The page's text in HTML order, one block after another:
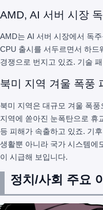
AMD, AI 서버 시장
AMD는 AI 서버 시장에서 독
CPU 출시를 서두르면서 하드
경쟁으로 번지고 있죠. 기술
북미 지역 겨울 폭풍
북미 지역은 대규모 겨울 폭
지역에 쏟아진 눈폭탄으로 휴
등 피해가 속출하고 있죠. 기
생활뿐 아니라 국가 시스템에
이 시급해 보입니다.
정치/사회 주요